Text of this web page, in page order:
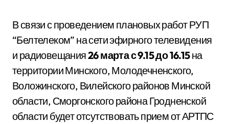
В связи с проведением плановых работ РУП
“Белтелеком” на сети эфирного телевидения
и радиовещания26 марта с 9.15 до 16.15на
территории Минского, Молодечненского,
Воложинского, Вилейского районов Минской
области, Сморгонского района Гродненской
области будет отсутствовать прием от АРТПС